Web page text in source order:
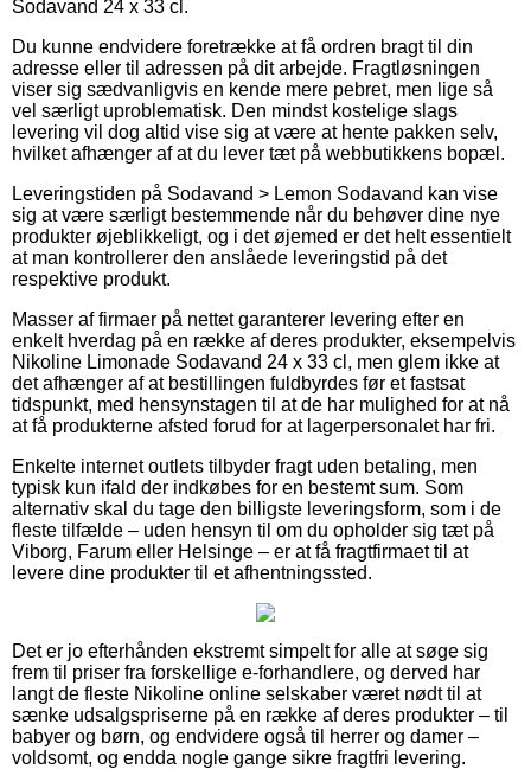
Sodavand 24 x 33 cl.
Du kunne endvidere foretrække at få ordren bragt til din
adresse eller til adressen på dit arbejde. Fragtløsningen
viser sig sædvanligvis en kende mere pebret, men lige så
vel særligt uproblematisk. Den mindst kostelige slags
levering vil dog altid vise sig at være at hente pakken selv,
hvilket afhænger af at du lever tæt på webbutikkens bopæl.
Leveringstiden på Sodavand > Lemon Sodavand kan vise
sig at være særligt bestemmende når du behøver dine nye
produkter øjeblikkeligt, og i det øjemed er det helt essentielt
at man kontrollerer den anslåede leveringstid på det
respektive produkt.
Masser af firmaer på nettet garanterer levering efter en
enkelt hverdag på en række af deres produkter, eksempelvis
Nikoline Limonade Sodavand 24 x 33 cl, men glem ikke at
det afhænger af at bestillingen fuldbyrdes før et fastsat
tidspunkt, med hensynstagen til at de har mulighed for at nå
at få produkterne afsted forud for at lagerpersonalet har fri.
Enkelte internet outlets tilbyder fragt uden betaling, men
typisk kun ifald der indkøbes for en bestemt sum. Som
alternativ skal du tage den billigste leveringsform, som i de
fleste tilfælde – uden hensyn til om du opholder sig tæt på
Viborg, Farum eller Helsinge – er at få fragtfirmaet til at
levere dine produkter til et afhentningssted.
Det er jo efterhånden ekstremt simpelt for alle at søge sig
frem til priser fra forskellige e-forhandlere, og derved har
langt de fleste Nikoline online selskaber været nødt til at
sænke udsalgspriserne på en række af deres produkter – til
babyer og børn, og endvidere også til herrer og damer –
voldsomt, og endda nogle gange sikre fragtfri levering.